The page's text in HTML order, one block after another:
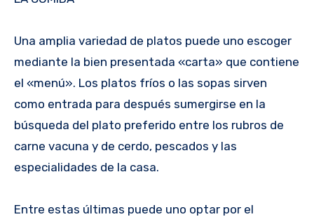
Una amplia variedad de platos puede uno escoger
mediante la bien presentada «carta» que contiene
el «menú». Los platos fríos o las sopas sirven
como entrada para después sumergirse en la
búsqueda del plato preferido entre los rubros de
carne vacuna y de cerdo, pescados y las
especialidades de la casa.
Entre estas últimas puede uno optar por el